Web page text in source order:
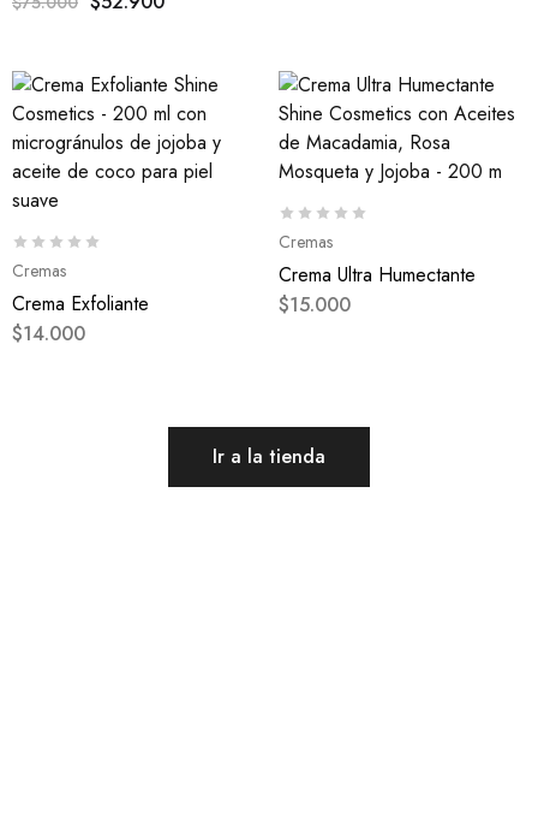
Cremas
Crema Exfoliante
$14.000
Cremas
Crema Ultra Humectante
$15.000
Ir a la tienda